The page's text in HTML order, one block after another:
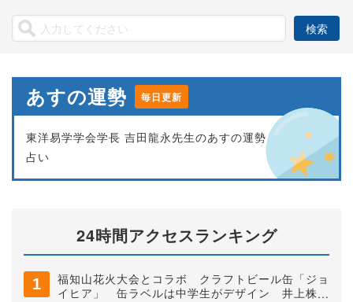
あすの運勢 毎日更新
東洋易学学会学長 吉田龍永先生のあすの運勢
占い
24時間アクセスランキング
福知山花火大会とコラボ クラフトビール缶「ジョ
イヒア」 缶ラベルは中学生がデザイン 井上株式